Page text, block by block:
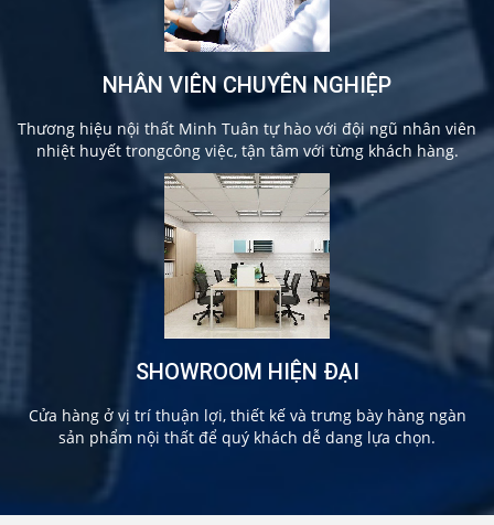
NHÂN VIÊN CHUYÊN NGHIỆP
Thương hiệu nội thất Minh Tuân tự hào với đội ngũ nhân viên
nhiệt huyết trongcông việc, tận tâm với từng khách hàng.
SHOWROOM HIỆN ĐẠI
Cửa hàng ở vị trí thuận lợi, thiết kế và trưng bày hàng ngàn
sản phẩm nội thất để quý khách dễ dang lựa chọn.